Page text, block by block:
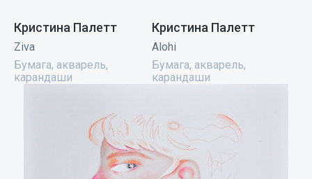
Кристина Палетт
Ziva
Бумага, акварель,
карандаши
Кристина Палетт
Alohi
Бумага, акварель,
карандаши